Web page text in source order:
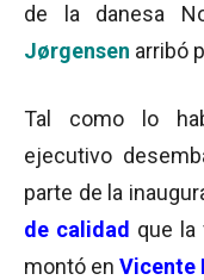
de la danesa
Jørgensen arribó
Tal como lo
ejecutivo
parte de la
de calidad que la
montó en Vicente